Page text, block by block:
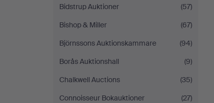
Bidstrup Auktioner
(57)
Bishop & Miller
(67)
Björnssons Auktionskammare
(94)
Borås Auktionshall
(9)
Chalkwell Auctions
(35)
Connoisseur Bokauktioner
(27)